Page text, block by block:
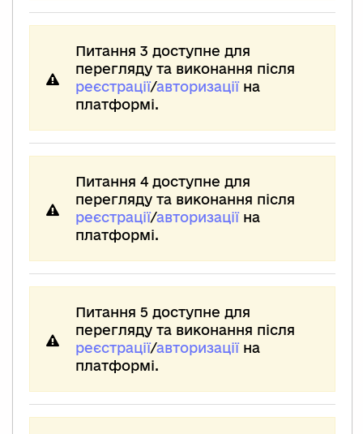
Питання 3 доступне для
перегляду та виконання після
реєстрації/авторизаціїна
платформі.
Питання 4 доступне для
перегляду та виконання після
реєстрації/авторизаціїна
платформі.
Питання 5 доступне для
перегляду та виконання після
реєстрації/авторизаціїна
платформі.